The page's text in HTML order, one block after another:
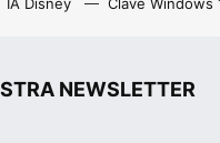
NEWSLETTER